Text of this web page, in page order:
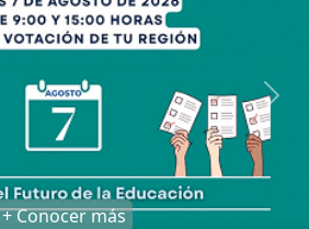
+ Conocer más
Next